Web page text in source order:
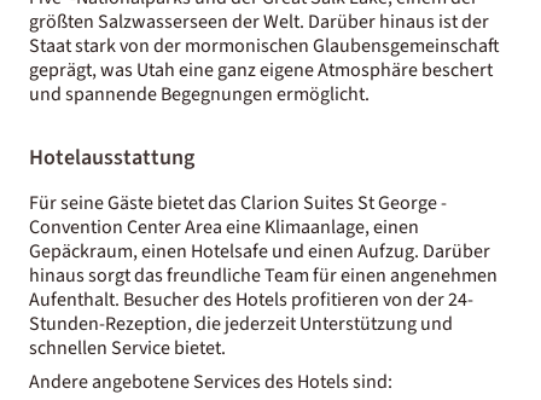
größten Salzwasserseen der Welt. Darüber hinaus ist der
Staat stark von der mormonischen Glaubensgemeinschaft
geprägt, was Utah eine ganz eigene Atmosphäre beschert
und spannende Begegnungen ermöglicht.
Hotelausstattung
Für seine Gäste bietet das Clarion Suites St George -
Convention Center Area eine Klimaanlage, einen
Gepäckraum, einen Hotelsafe und einen Aufzug. Darüber
hinaus sorgt das freundliche Team für einen angenehmen
Aufenthalt. Besucher des Hotels profitieren von der 24-
Stunden-Rezeption, die jederzeit Unterstützung und
schnellen Service bietet.
Andere angebotene Services des Hotels sind: